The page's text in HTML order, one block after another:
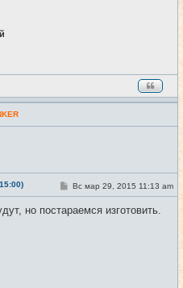
#21
С
о
б
Вс мар 29, 2015 11:13 am
но постараемся изготовить.